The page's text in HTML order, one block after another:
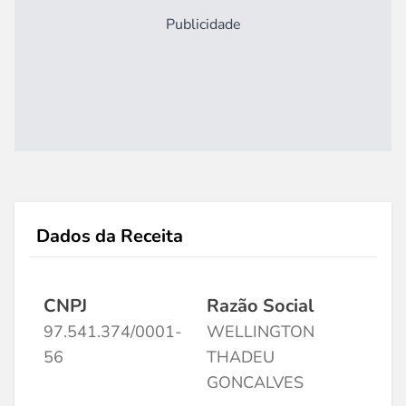
Publicidade
Dados da Receita
CNPJ
97.541.374/0001-
56
Razão Social
WELLINGTON
THADEU
GONCALVES